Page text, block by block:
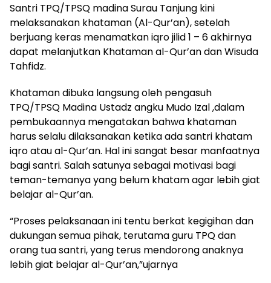
Santri TPQ/TPSQ madina Surau Tanjung kini
melaksanakan khataman (Al-Qur’an), setelah
berjuang keras menamatkan iqro jilid 1 – 6 akhirnya
dapat melanjutkan Khataman al-Qur’an dan Wisuda
Tahfidz.
Khataman dibuka langsung oleh pengasuh
TPQ/TPSQ Madina Ustadz angku Mudo Izal ,dalam
pembukaannya mengatakan bahwa khataman
harus selalu dilaksanakan ketika ada santri khatam
iqro atau al-Qur’an. Hal ini sangat besar manfaatnya
bagi santri. Salah satunya sebagai motivasi bagi
teman-temanya yang belum khatam agar lebih giat
belajar al-Qur’an.
“Proses pelaksanaan ini tentu berkat kegigihan dan
dukungan semua pihak, terutama guru TPQ dan
orang tua santri, yang terus mendorong anaknya
lebih giat belajar al-Qur’an,”ujarnya